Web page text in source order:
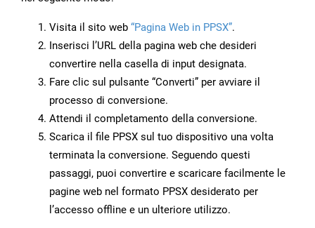
Visita il sito web “Pagina Web in PPSX”.
Inserisci l’URL della pagina web che desideri
convertire nella casella di input designata.
Fare clic sul pulsante “Converti” per avviare il
processo di conversione.
Attendi il completamento della conversione.
Scarica il file PPSX sul tuo dispositivo una volta
terminata la conversione. Seguendo questi
passaggi, puoi convertire e scaricare facilmente le
pagine web nel formato PPSX desiderato per
l’accesso offline e un ulteriore utilizzo.